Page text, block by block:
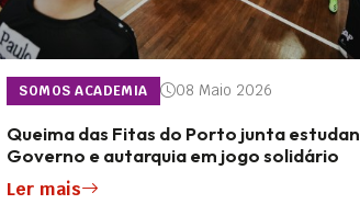
SOMOS ACADEMIA 08 Maio 2026
Queima das Fitas do Porto junta
Governo e autarquia em jogo solidário
Ler mais